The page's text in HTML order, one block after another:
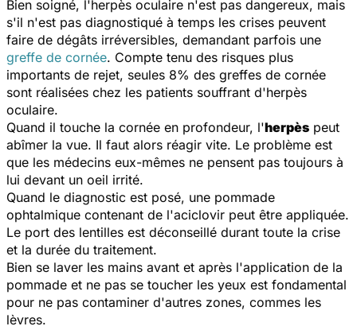
Bien soigné, l'herpès oculaire n'est pas dangereux, mais
s'il n'est pas diagnostiqué à temps les crises peuvent
faire de dégâts irréversibles, demandant parfois une
greffe de cornée. Compte tenu des risques plus
importants de rejet, seules 8% des greffes de cornée
sont réalisées chez les patients souffrant d'herpès
oculaire.
Quand il touche la cornée en profondeur, l'herpès peut
abîmer la vue. Il faut alors réagir vite. Le problème est
que les médecins eux-mêmes ne pensent pas toujours à
lui devant un oeil irrité.
Quand le diagnostic est posé, une pommade
ophtalmique contenant de l'aciclovir peut être appliquée.
Le port des lentilles est déconseillé durant toute la crise
et la durée du traitement.
Bien se laver les mains avant et après l'application de la
pommade et ne pas se toucher les yeux est fondamental
pour ne pas contaminer d'autres zones, commes les
lèvres.